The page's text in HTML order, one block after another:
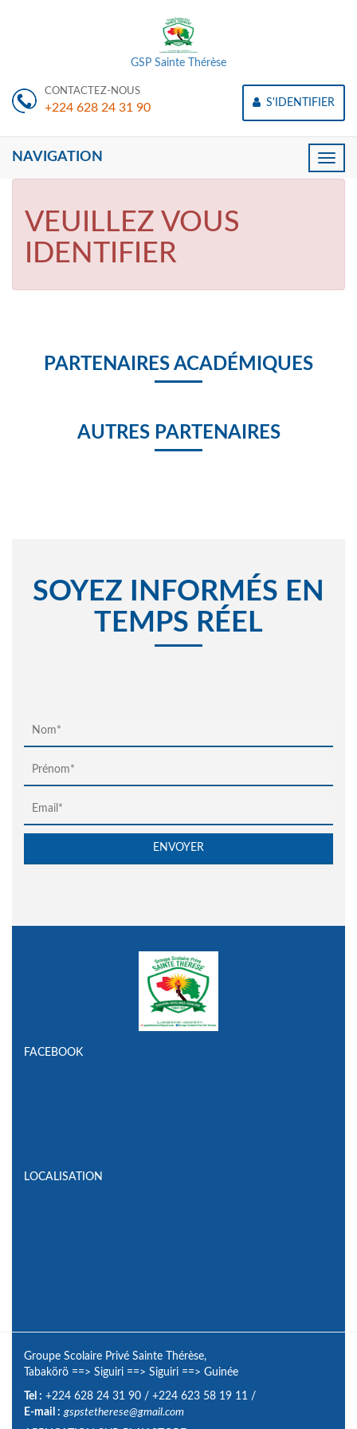
GSP Sainte Thérèse
CONTACTEZ-NOUS
+224 628 24 31 90 S'IDENTIFIER
Toggle
NAVIGATION
VEUILLEZ VOUS
IDENTIFIER
PARTENAIRES ACADÉMIQUES
AUTRES PARTENAIRES
SOYEZ INFORMÉS EN
TEMPS RÉEL
FACEBOOK
LOCALISATION
Groupe Scolaire Privé Sainte Thérèse,
Tabakörö ==> Siguiri ==> Siguiri ==> Guinée
Tel : +224 628 24 31 90 / +224 623 58 19 11 /
E-mail : gspstetherese@gmail.com